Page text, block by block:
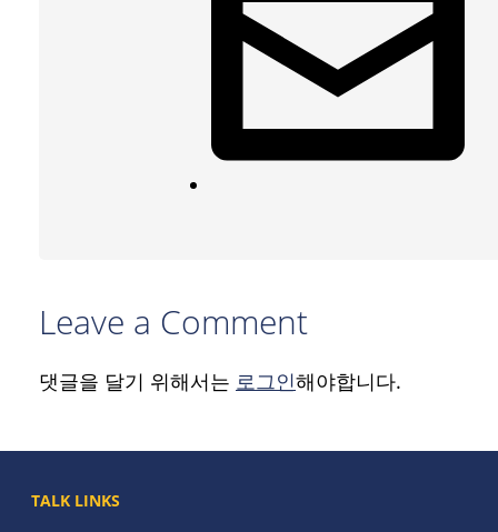
Leave a Comment
댓글을 달기 위해서는 로그인해야합니다.
TALK LINKS